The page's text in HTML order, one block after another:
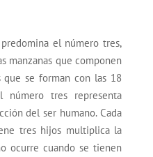
el número tres,
manzanas que componen
se forman con las 18
número tres representa
del ser humano. Cada
tres hijos multiplica la
ocurre cuando se tienen